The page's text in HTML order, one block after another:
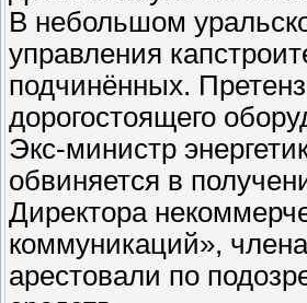
В небольшом
управления
подчинённых.
дорогостоящего
Экс-министр
обвиняется в
Директора
коммуникаций»,
арестовали по